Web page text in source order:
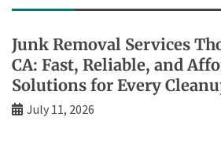
Junk Removal Services
CA: Fast, Reliable, and
Solutions for Every
July 11, 2026